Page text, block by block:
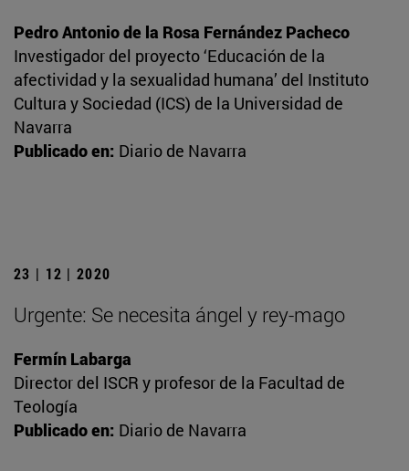
Pedro Antonio de la Rosa Fernández Pacheco
Investigador del proyecto ‘Educación de la
afectividad y la sexualidad humana’ del Instituto
Cultura y Sociedad (ICS) de la Universidad de
Navarra
Publicado en: Diario de Navarra
23 | 12 | 2020
Urgente: Se necesita ángel y rey-mago
Fermín Labarga
Director del ISCR y profesor de la Facultad de
Teología
Publicado en: Diario de Navarra